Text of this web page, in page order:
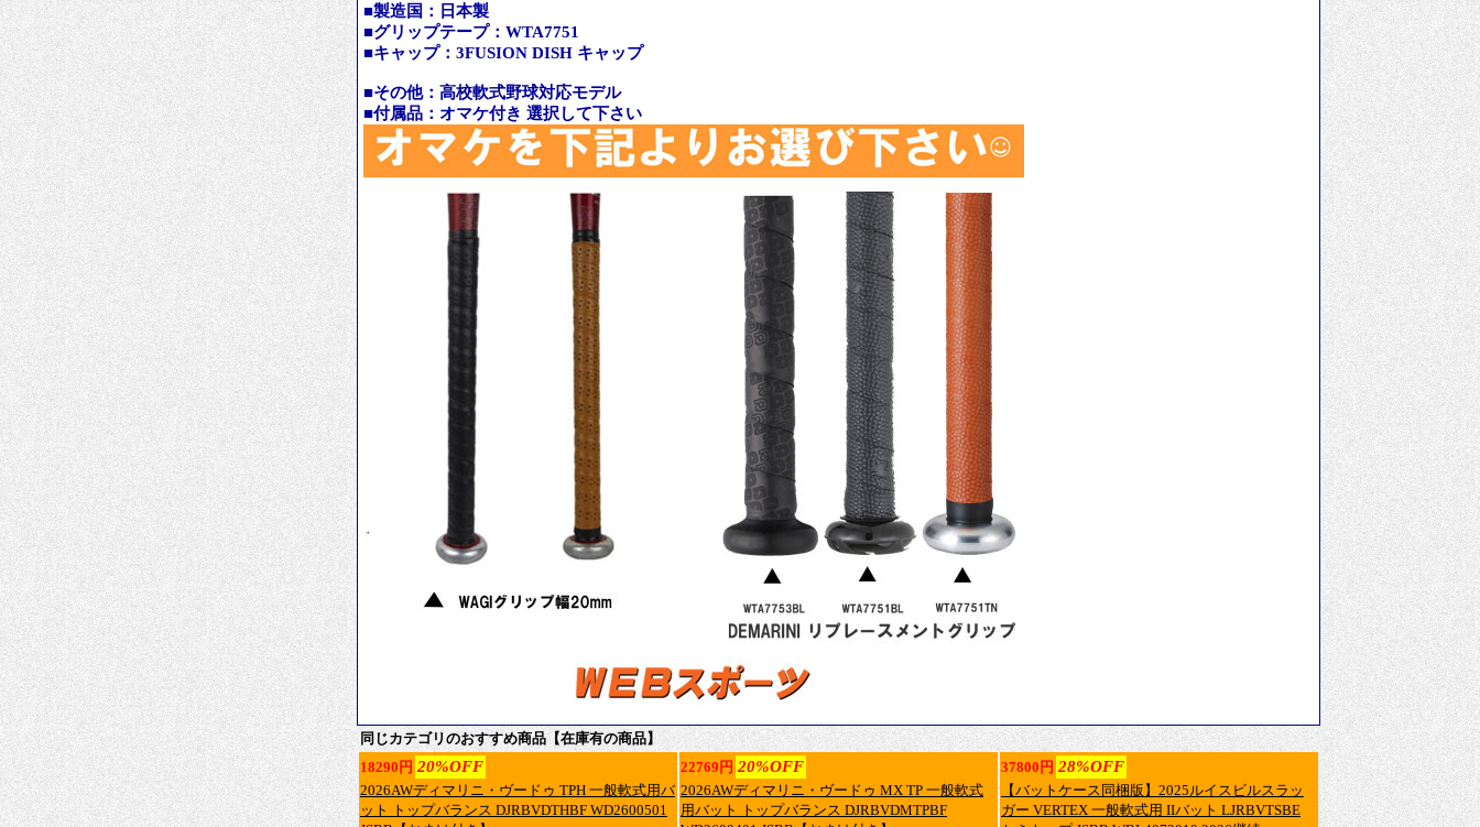
■製造国：日本製
■グリップテープ：WTA7751
■キャップ：3FUSION DISH キャップ
■その他：高校軟式野球対応モデル
■付属品：オマケ付き 選択して下さい
同じカテゴリのおすすめ商品【在庫有の商品】
18290円 20%OFF
2026AWディマリニ・ヴードゥ TPH 一般軟式用バ
ット トップバランス DJRBVDTHBF WD2600501
22769円 20%OFF
2026AWディマリニ・ヴードゥ MX TP 一般軟式
用バット トップバランス DJRBVDMTPBF
37800円 28%OFF
【バットケース同梱版】2025ルイスビルスラッ
ガー VERTEX 一般軟式用 IIバット LJRBVTSBE